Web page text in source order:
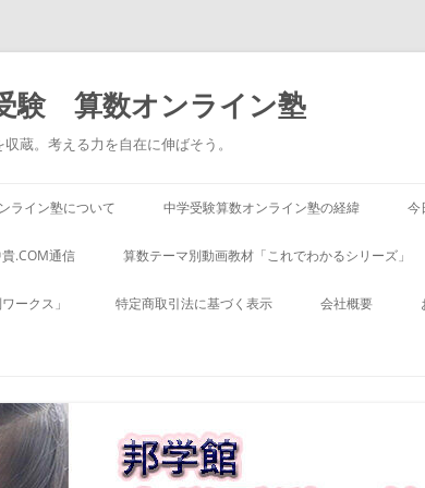
験 算数オンライン塾
蔵。考える力を自在に伸ばそう。
ライン塾について 中学受験算数オンライン塾の経緯 今
.COM通信 算数テーマ別動画教材「これでわかるシリーズ」
ークス」 特定商取引法に基づく表示 会社概要